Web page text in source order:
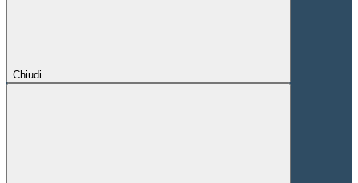
Chiudi